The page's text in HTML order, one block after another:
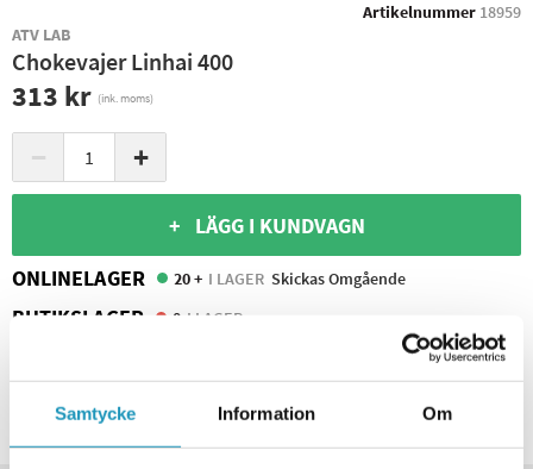
Samtycke Information Om
Artikelnummer 18959
ATV LAB
Chokevajer Linhai 400
313 kr (ink. moms)
− +
+ LÄGG I KUNDVAGN
ONLINELAGER
20 + I LAGER Skickas Omgående
BUTIKSLAGER 0 I LAGER